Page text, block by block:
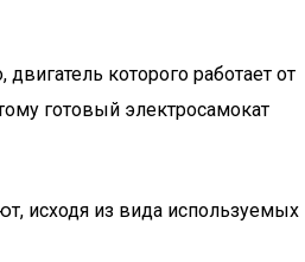
которого работает от
готовый электросамокат
исходя из вида используемых